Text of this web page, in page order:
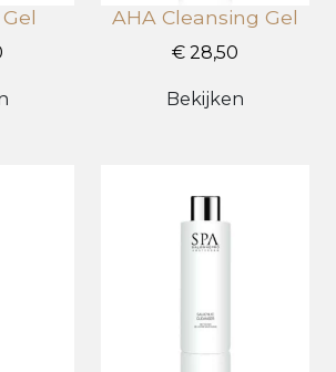
AHA Cleansing Gel
€ 28,50
Bekijken